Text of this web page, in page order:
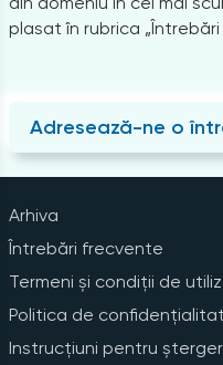
plasat în rubrica „Întrebări
Adresează-ne o
Arhiva
Întrebări frecvente
Termeni și condiții de
Politica de
Instrucțiuni pentru